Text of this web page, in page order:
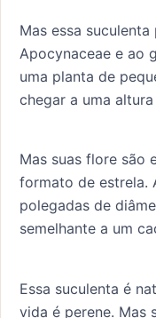
Mas essa
Apocynaceae e ao
uma planta de
chegar a uma
Mas suas flore são
formato de estrela.
polegadas de
semelhante a um
Essa suculenta é
vida é perene. Mas